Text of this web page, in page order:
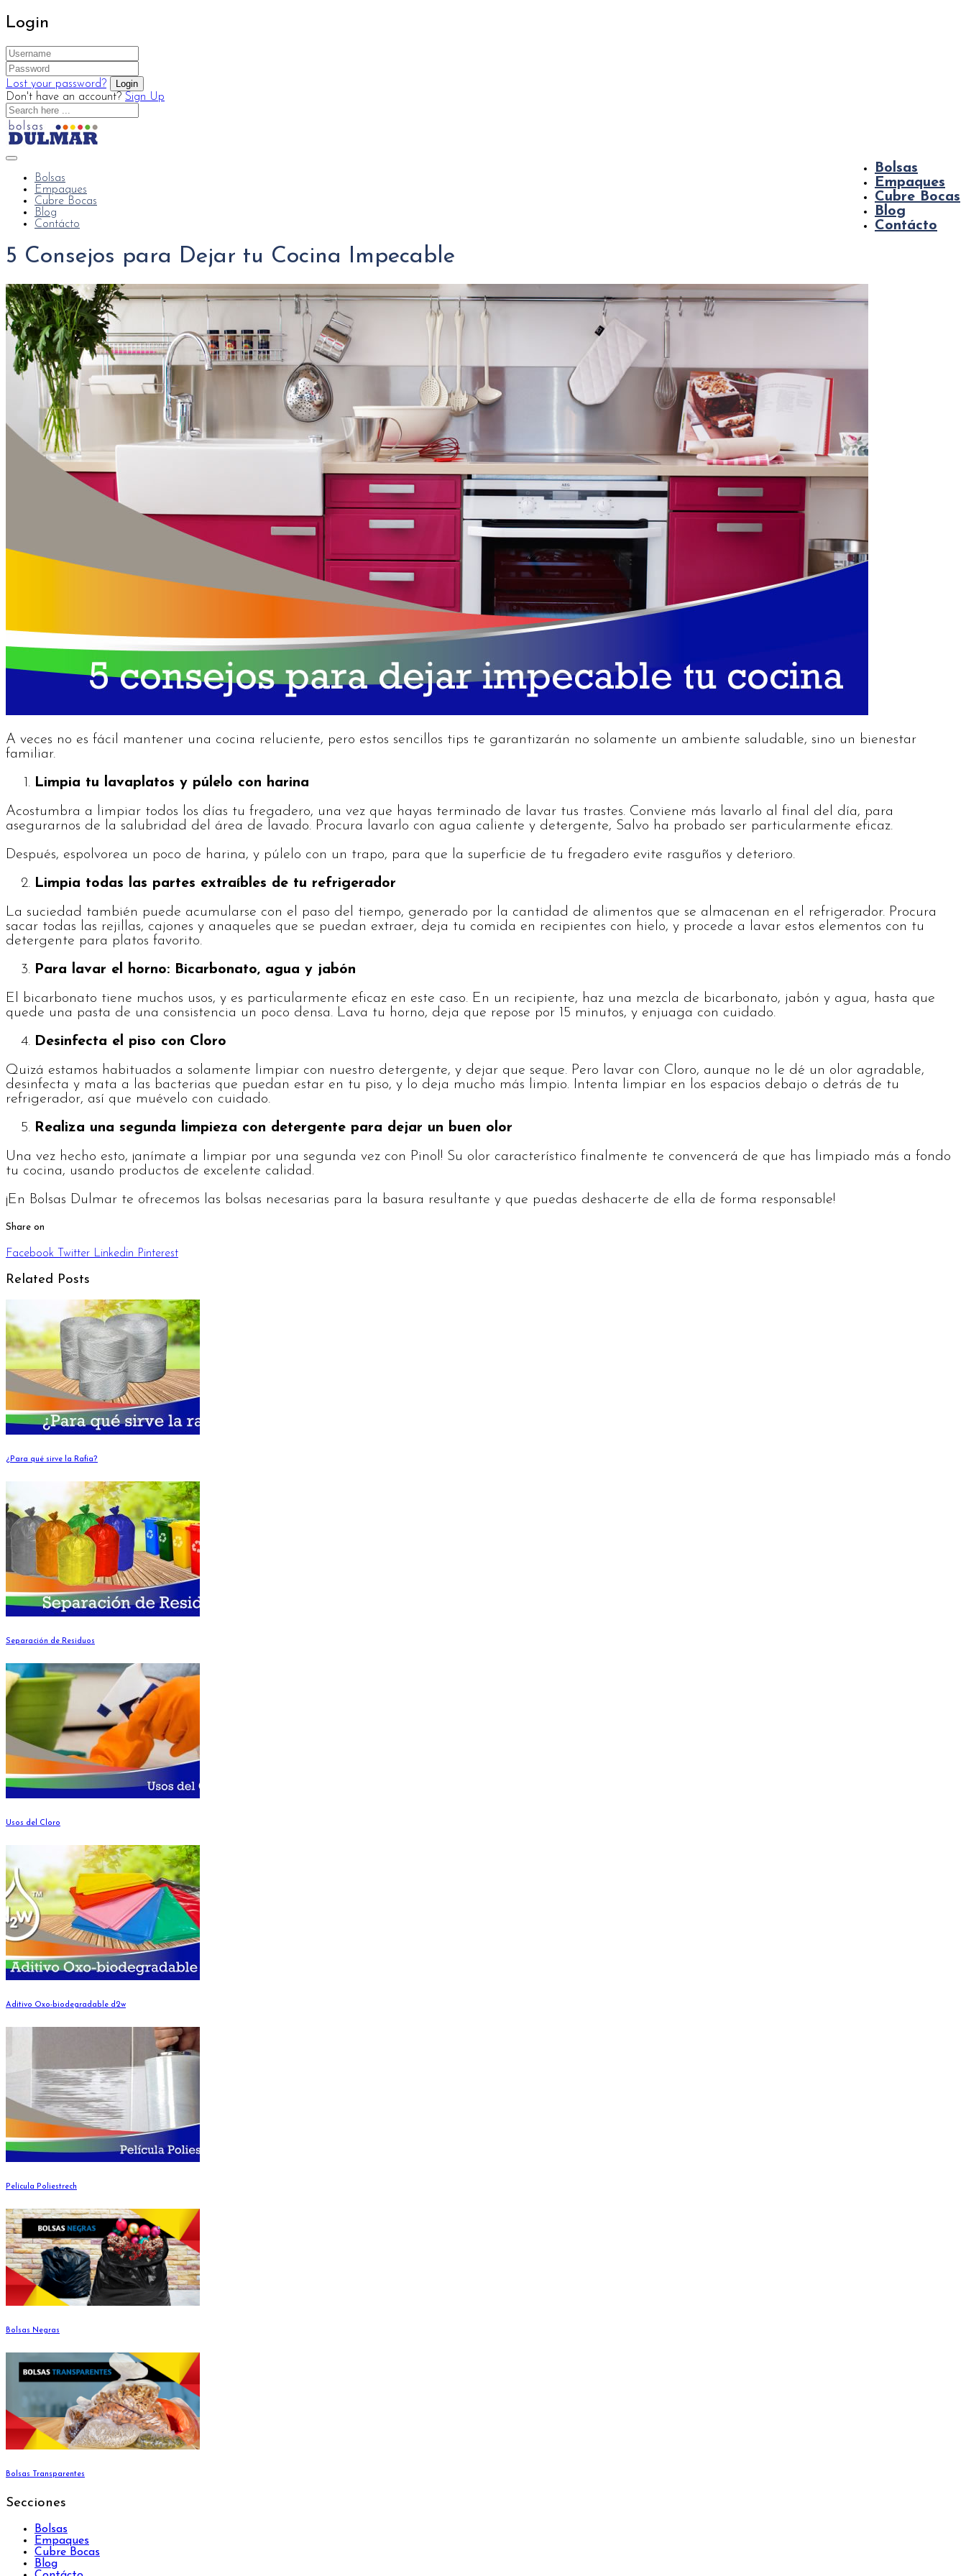
Login
Lost your password?
Don't have an account? Sign Up
Bolsas
Empaques
Cubre Bocas
Blog
Contácto
Bolsas
Empaques
Cubre Bocas
Blog
Contácto
5 Consejos para Dejar tu Cocina Impecable
A veces no es fácil mantener una cocina reluciente, pero estos sencillos tips te garantizarán no solamente un ambiente saludable, sino un bienestar
familiar.
Limpia tu lavaplatos y púlelo con harina
Acostumbra a limpiar todos los días tu fregadero, una vez que hayas terminado de lavar tus trastes. Conviene más lavarlo al final del día, para
asegurarnos de la salubridad del área de lavado. Procura lavarlo con agua caliente y detergente, Salvo ha probado ser particularmente eficaz.
Después, espolvorea un poco de harina, y púlelo con un trapo, para que la superficie de tu fregadero evite rasguños y deterioro.
Limpia todas las partes extraíbles de tu refrigerador
La suciedad también puede acumularse con el paso del tiempo, generado por la cantidad de alimentos que se almacenan en el refrigerador. Procura
sacar todas las rejillas, cajones y anaqueles que se puedan extraer, deja tu comida en recipientes con hielo, y procede a lavar estos elementos con tu
detergente para platos favorito.
Para lavar el horno: Bicarbonato, agua y jabón
El bicarbonato tiene muchos usos, y es particularmente eficaz en este caso. En un recipiente, haz una mezcla de bicarbonato, jabón y agua, hasta que
quede una pasta de una consistencia un poco densa. Lava tu horno, deja que repose por 15 minutos, y enjuaga con cuidado.
Desinfecta el piso con Cloro
Quizá estamos habituados a solamente limpiar con nuestro detergente, y dejar que seque. Pero lavar con Cloro, aunque no le dé un olor agradable,
desinfecta y mata a las bacterias que puedan estar en tu piso, y lo deja mucho más limpio. Intenta limpiar en los espacios debajo o detrás de tu
refrigerador, así que muévelo con cuidado.
Realiza una segunda limpieza con detergente para dejar un buen olor
Una vez hecho esto, ¡anímate a limpiar por una segunda vez con Pinol! Su olor característico finalmente te convencerá de que has limpiado más a fondo
tu cocina, usando productos de excelente calidad.
¡En Bolsas Dulmar te ofrecemos las bolsas necesarias para la basura resultante y que puedas deshacerte de ella de forma responsable!
Share on
Facebook Twitter Linkedin Pinterest
Related Posts
¿Para qué sirve la Rafia?
Separación de Residuos
Usos del Cloro
Aditivo Oxo-biodegradable d2w
Película Poliestrech
Bolsas Negras
Bolsas Transparentes
Secciones
Bolsas
Empaques
Cubre Bocas
Blog